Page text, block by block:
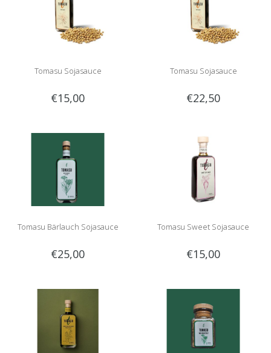
Tomasu Sojasauce
€15,00
Tomasu Sojasauce
€22,50
Tomasu Bärlauch Sojasauce
€25,00
Tomasu Sweet Sojasauce
€15,00